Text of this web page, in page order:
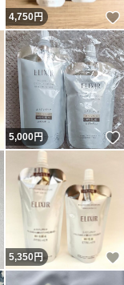
いいね！
4,750円
いいね！
5,000円
いいね！
5,350円